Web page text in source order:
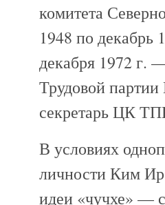
комитета
1948 по
декабря 1972
Трудовой
секретарь ЦК
В условиях
личности Ким Ир
идеи «чучхе» —